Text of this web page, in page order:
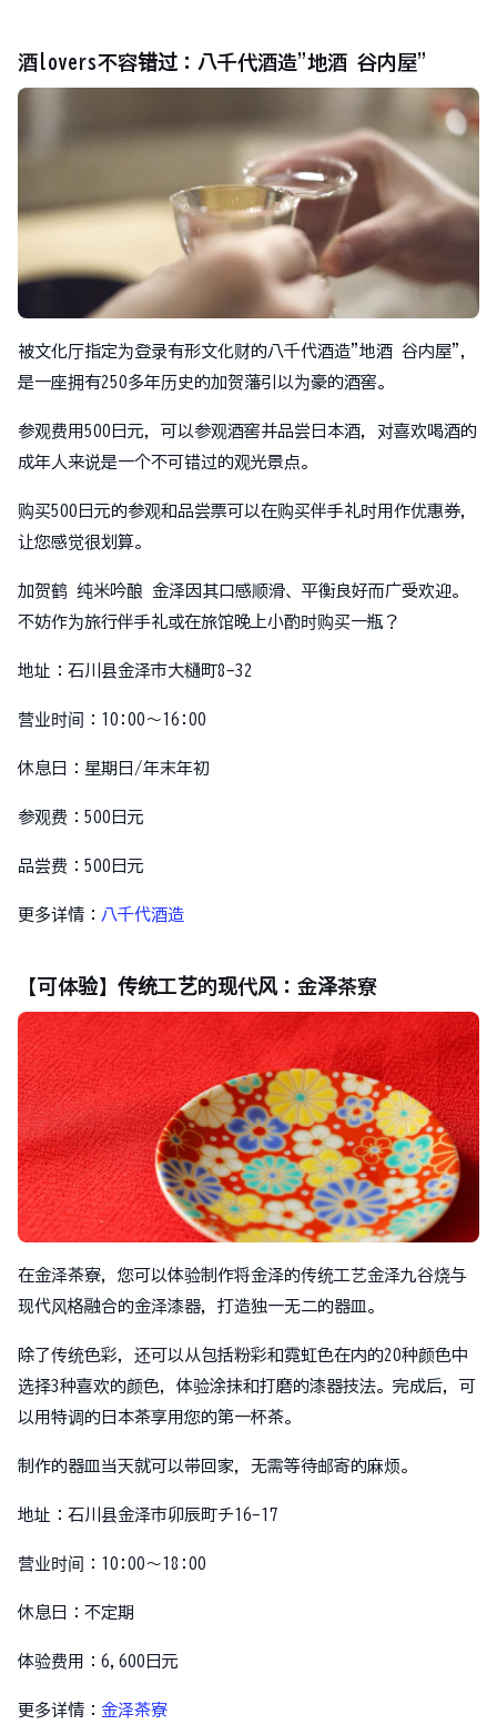
酒lovers不容错过：八千代酒造"地酒 谷内屋"
被文化厅指定为登录有形文化财的八千代酒造"地酒 谷内屋"，
是一座拥有250多年历史的加贺藩引以为豪的酒窖。
参观费用500日元，可以参观酒窖并品尝日本酒，对喜欢喝酒的
成年人来说是一个不可错过的观光景点。
购买500日元的参观和品尝票可以在购买伴手礼时用作优惠券，
让您感觉很划算。
加贺鹤 纯米吟酿 金泽因其口感顺滑、平衡良好而广受欢迎。
不妨作为旅行伴手礼或在旅馆晚上小酌时购买一瓶？
地址：石川县金泽市大樋町8-32
营业时间：10:00～16:00
休息日：星期日/年末年初
参观费：500日元
品尝费：500日元
更多详情： 八千代酒造
【可体验】传统工艺的现代风：金泽茶寮
在金泽茶寮，您可以体验制作将金泽的传统工艺金泽九谷烧与
现代风格融合的金泽漆器，打造独一无二的器皿。
除了传统色彩，还可以从包括粉彩和霓虹色在内的20种颜色中
选择3种喜欢的颜色，体验涂抹和打磨的漆器技法。完成后，可
以用特调的日本茶享用您的第一杯茶。
制作的器皿当天就可以带回家，无需等待邮寄的麻烦。
地址：石川县金泽市卯辰町チ16-17
营业时间：10:00～18:00
休息日：不定期
体验费用：6,600日元
更多详情： 金泽茶寮